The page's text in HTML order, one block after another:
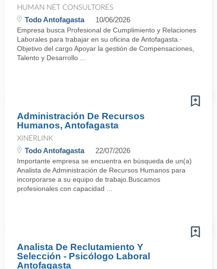
HUMAN NET CONSULTORES
Todo Antofagasta 10/06/2026
Empresa busca Profesional de Cumplimiento y Relaciones
Laborales para trabajar en su oficina de Antofagasta.·
Objetivo del cargo Apoyar la gestión de Compensaciones,
Talento y Desarrollo ...
Administración De Recursos
Humanos, Antofagasta
XINERLINK
Todo Antofagasta 22/07/2026
Importante empresa se encuentra en búsqueda de un(a)
Analista de Administración de Recursos Humanos para
incorporarse a su equipo de trabajo.Buscamos
profesionales con capacidad ...
Analista De Reclutamiento Y
Selección - Psicólogo Laboral
Antofagasta